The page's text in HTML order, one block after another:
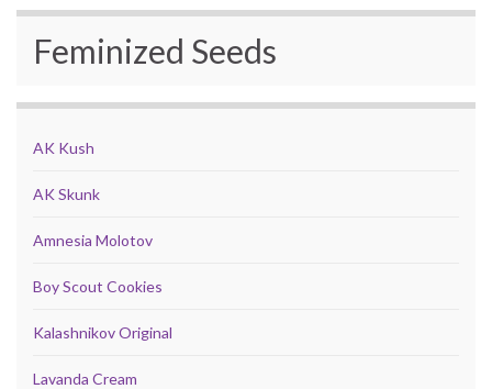
Feminized Seeds
AK Kush
AK Skunk
Amnesia Molotov
Boy Scout Cookies
Kalashnikov Original
Lavanda Cream